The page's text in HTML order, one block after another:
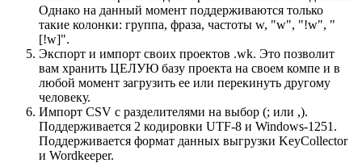
Однако на данный момент поддерживаются только
такие колонки: группа, фраза, частоты w, "w", "!w", "
[!w]".
Экспорт и импорт своих проектов .wk. Это позволит
вам хранить ЦЕЛУЮ базу проекта на своем компе и в
любой момент загрузить ее или перекинуть другому
человеку.
Импорт CSV с разделителями на выбор (; или ,).
Поддерживается 2 кодировки UTF-8 и Windows-1251.
Поддерживается формат данных выгрузки KeyCollector
и Wordkeeper.